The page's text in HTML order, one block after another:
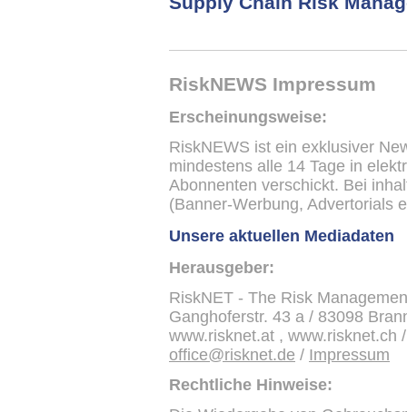
RiskNEWS Impressum
Erscheinungsweise:
RiskNEWS ist ein exklusiver
mindestens alle 14 Tage in
Abonnenten verschickt. Bei
(Banner-Werbung, Advertorials
Unsere aktuellen Mediadaten
Herausgeber:
RiskNET - The Risk
Ganghoferstr. 43 a / 83098
www.risknet.at , www.risknet.ch
office@risknet.de / Impressum
Rechtliche Hinweise: